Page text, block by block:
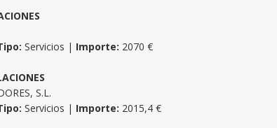
Servicios | Importe: 2070 €
S.L.
Servicios | Importe: 2015,4 €